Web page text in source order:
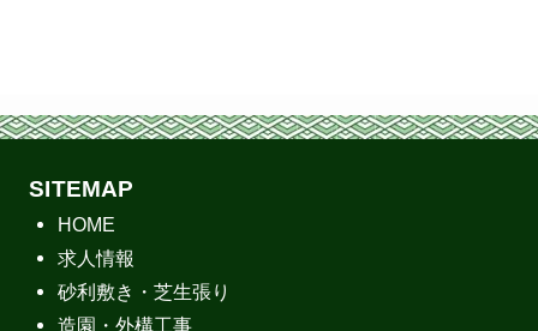
SITEMAP
HOME
求人情報
砂利敷き・芝生張り
造園・外構工事